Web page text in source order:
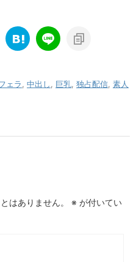
ェラ 中出し 巨乳 独占配信 素人
はありません。 ※ が付いてい